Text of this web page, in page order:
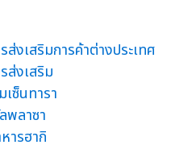
ส่งเสริมการค้าต่างประเทศ
ส่งเสริม
เซ็นทารา
พลาซา
ารฮากิ